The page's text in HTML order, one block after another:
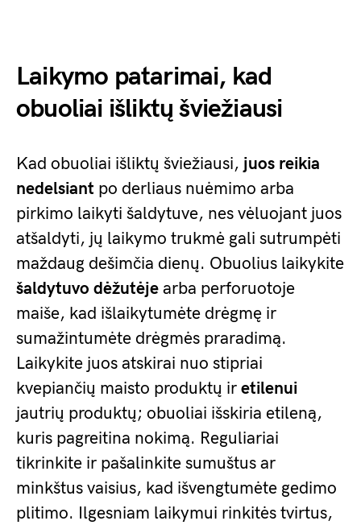
Laikymo patarimai, kad
obuoliai išliktų šviežiausi
Kad obuoliai išliktų šviežiausi, juos reikia
nedelsiant po derliaus nuėmimo arba
pirkimo laikyti šaldytuve, nes vėluojant juos
atšaldyti, jų laikymo trukmė gali sutrumpėti
maždaug dešimčia dienų. Obuolius laikykite
šaldytuvo dėžutėje arba perforuotoje
maiše, kad išlaikytumėte drėgmę ir
sumažintumėte drėgmės praradimą.
Laikykite juos atskirai nuo stipriai
kvepiančių maisto produktų ir etilenui
jautrių produktų; obuoliai išskiria etileną,
kuris pagreitina nokimą. Reguliariai
tikrinkite ir pašalinkite sumuštus ar
minkštus vaisius, kad išvengtumėte gedimo
plitimo. Ilgesniam laikymui rinkitės tvirtus,